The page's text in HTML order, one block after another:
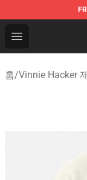
Open menu
Vinnie
홈/Vinnie Hacker